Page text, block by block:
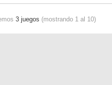
3 juegos (mostrando 1 al 10)